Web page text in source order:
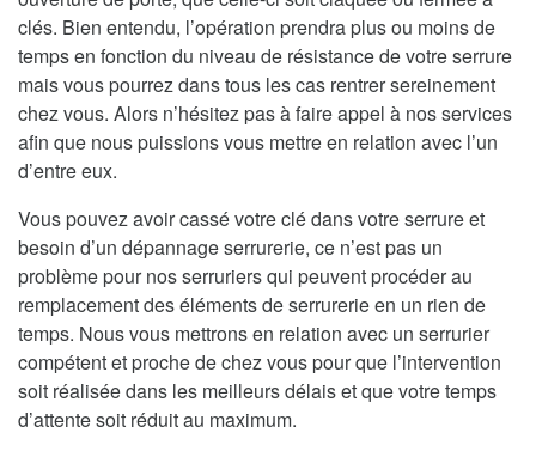
clés. Bien entendu, l’opération prendra plus ou moins de
temps en fonction du niveau de résistance de votre serrure
mais vous pourrez dans tous les cas rentrer sereinement
chez vous. Alors n’hésitez pas à faire appel à nos services
afin que nous puissions vous mettre en relation avec l’un
d’entre eux.
Vous pouvez avoir cassé votre clé dans votre serrure et
besoin d’un dépannage serrurerie, ce n’est pas un
problème pour nos serruriers qui peuvent procéder au
remplacement des éléments de serrurerie en un rien de
temps. Nous vous mettrons en relation avec un serrurier
compétent et proche de chez vous pour que l’intervention
soit réalisée dans les meilleurs délais et que votre temps
d’attente soit réduit au maximum.